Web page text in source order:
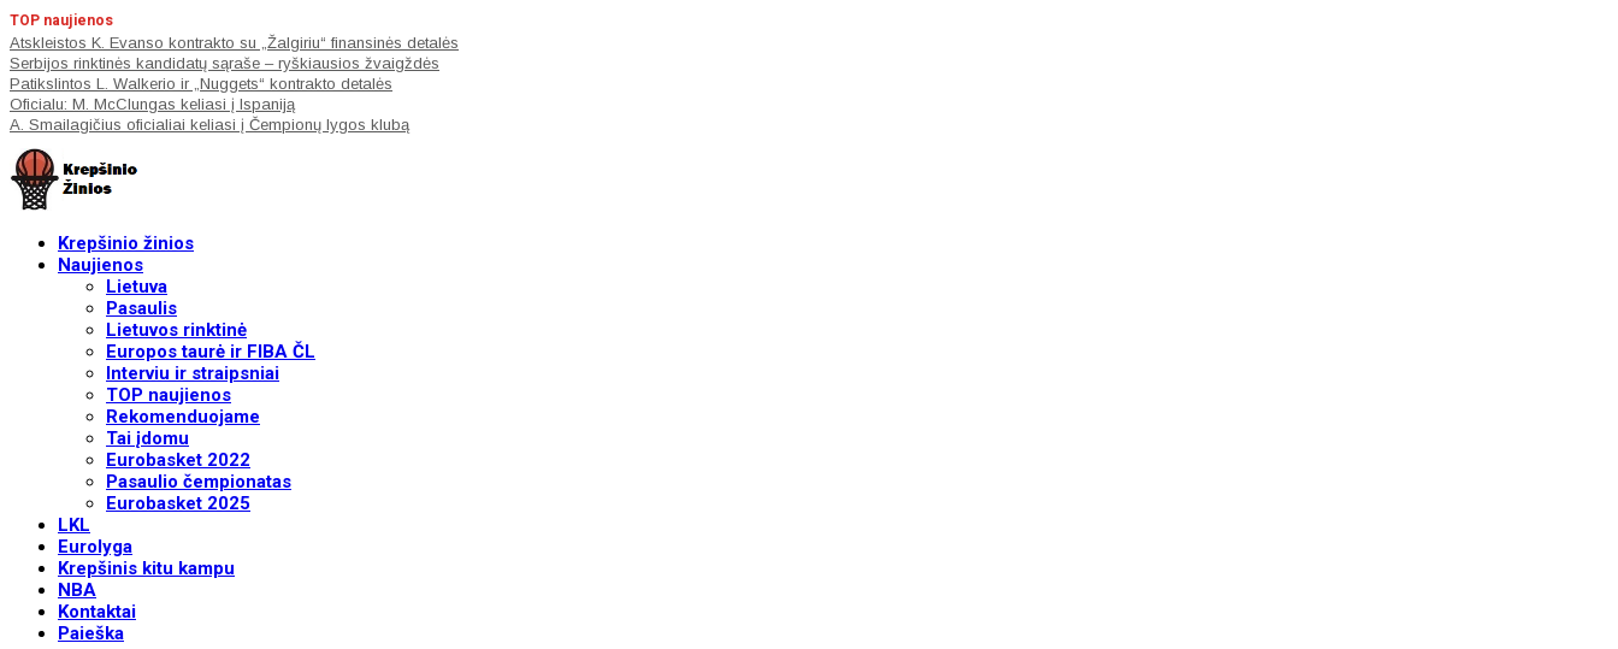
TOP naujienos
Atskleistos K. Evanso kontrakto su „Žalgiriu“ finansinės detalės
Serbijos rinktinės kandidatų sąraše – ryškiausios žvaigždės
Patikslintos L. Walkerio ir „Nuggets“ kontrakto detalės
Oficialu: M. McClungas keliasi į Ispaniją
A. Smailagičius oficialiai keliasi į Čempionų lygos klubą
Krepšinio žinios
Naujienos
Lietuva
Pasaulis
Lietuvos rinktinė
Europos taurė ir FIBA ČL
Interviu ir straipsniai
TOP naujienos
Rekomenduojame
Tai įdomu
Eurobasket 2022
Pasaulio čempionatas
Eurobasket 2025
LKL
Eurolyga
Krepšinis kitu kampu
NBA
Kontaktai
Paieška